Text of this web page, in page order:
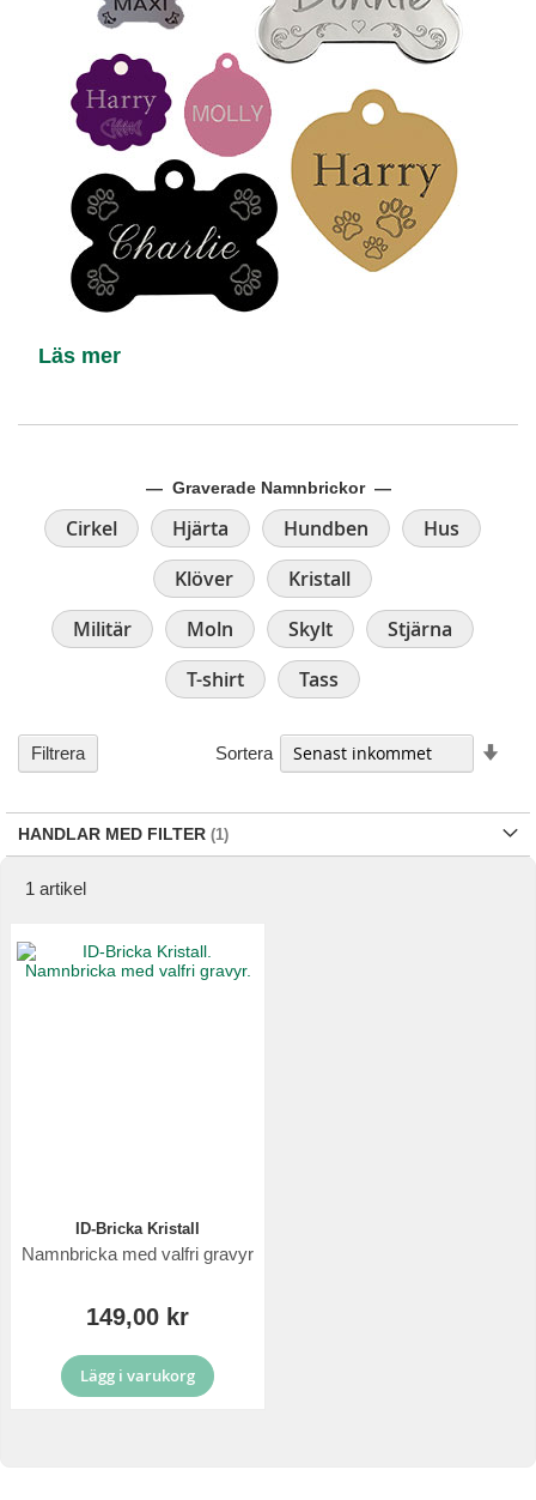
Läs mer
— Graverade Namnbrickor —
Cirkel Hjärta Hundben
Hus
Klöver
Kristall
Militär
Moln Skylt
Stjärna
T-shirt
Tass
Filtrera
HANDLAR MED FILTER
1 artikel
Sortera
ID-Bricka Kristall
Namnbricka med valfri gravyr
149,00 kr
Lägg i varukorg